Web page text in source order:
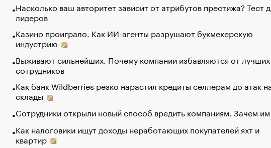
Насколько ваш авторитет зависит от атрибутов престижа? Тест
лидеров
Казино проиграло. Как ИИ-агенты разрушают букмекерскую
индустрию
Выживают сильнейших. Почему компании избавляются от лучших
сотрудников
Как банк Wildberries резко нарастил кредиты селлерам до атак
склады
Сотрудники открыли новый способ вредить компаниям. Зачем
Как налоговики ищут доходы неработающих покупателей яхт и
квартир